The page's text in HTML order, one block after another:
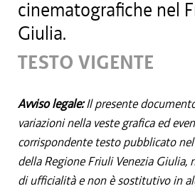
cinematografiche nel
Giulia.
TESTO VIGENTE
Avviso legale:Il presente
variazioni nella veste grafica ed
corrispondente testo pubblicato
della Regione Friuli Venezia Giulia,
di ufficialità e non è sostitutivo in